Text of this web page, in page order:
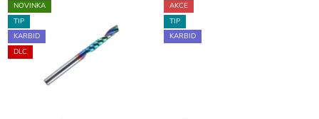
NOVINKA
TIP
KARBID
DLC
AKCE
TIP
KARBID